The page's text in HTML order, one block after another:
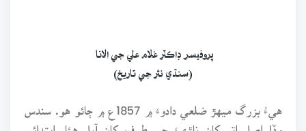
پروفيسر ڊاڪٽر غلام علي جي الانا
(سنڌي نثر جي تاريخ)
هيءُ بزرگ ميهڙ ضلعي دادوءَ ۾ 1857ع ۾ ڄائو هو. سندس
وڏا اصل اتر کان ناڙيءَ جي طرف کان آيل هئا. ابتدائي